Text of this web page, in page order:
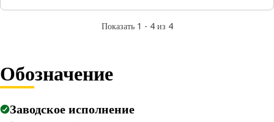
Показать 1 - 4 из 4
Обозначение
Заводское исполнение